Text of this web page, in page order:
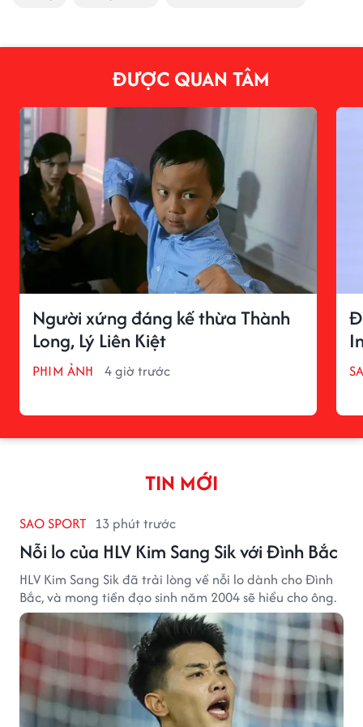
ĐƯỢC QUAN TÂM
Người xứng đáng kế thừa Thành
Long, Lý Liên Kiệt
PHIM ẢNH 4 giờ trước
TIN MỚI
SAO SPORT 13 phút trước
Nỗi lo của HLV Kim Sang Sik với Đình Bắc
HLV Kim Sang Sik đã trải lòng về nỗi lo dành cho Đình
Bắc, và mong tiền đạo sinh năm 2004 sẽ hiểu cho ông.